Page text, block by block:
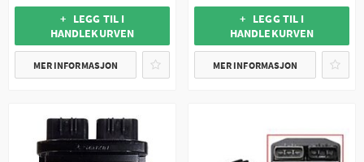
+ LEGG TIL I
HANDLEKURVEN
MER INFORMASJON
+ LEGG TIL I
HANDLEKURVEN
MER INFORMASJON